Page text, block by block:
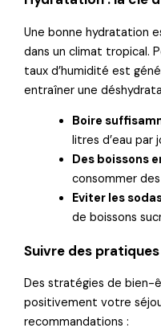
Une bonne hydratation
dans un climat tropical.
taux d’humidité est
entraîner une
Boire
litres d’eau par
Des boissons
consommer
Eviter les
de boissons
Suivre des
Des stratégies de bien-
positivement votre
recommandations :